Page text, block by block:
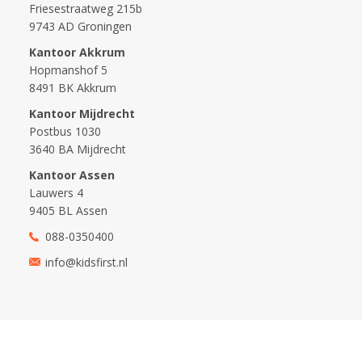
Friesestraatweg 215b
9743 AD Groningen
Kantoor Akkrum
Hopmanshof 5
8491 BK Akkrum
Kantoor Mijdrecht
Postbus 1030
3640 BA Mijdrecht
Kantoor Assen
Lauwers 4
9405 BL Assen
088-0350400
info@kidsfirst.nl